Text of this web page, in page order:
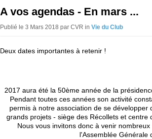
A vos agendas - En mars ...
Publié le 3 Mars 2018 par CVR in Vie du Club
Deux dates importantes à retenir !
2017 aura été la 50ème année de la
Pendant toutes ces années son activité
permis à notre association de se
grands projets - siège des Récollets et
Nous vous invitons donc à venir
l'Assemblée Générale